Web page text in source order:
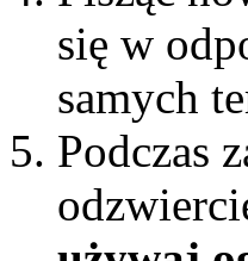
się w
samych
Podczas